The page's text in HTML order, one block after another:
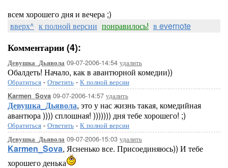
всем хорошего дня и вечера ;)
вверх^ к полной версии понравилось! в evernote
Комментарии (4):
Девушка_Дьявола 09-07-2006-14:54 удалить
Обалдеть! Начало, как в авантюрной комедии))
Обратиться - Ответить - К полной версии
Karmen_Sova 09-07-2006-14:57 удалить
Девушка_Дьявола, это у нас жизнь такая, комедийная
авантюра )))) сплошная! ))))))) дня тебе хорошего! ;)
Обратиться - Ответить - К полной версии
Девушка_Дьявола 09-07-2006-15:03 удалить
Karmen_Sova, Ясненько все. Присоединяюсь)) И тебе
хорошего денька